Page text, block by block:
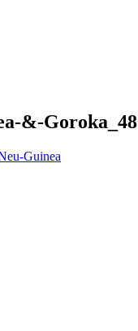
&-Goroka_48
Guinea